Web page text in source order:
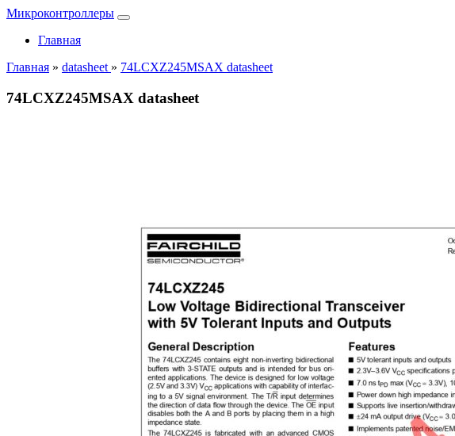
Микроконтроллеры
Главная
Главная » datasheet » 74LCXZ245MSAX datasheet
74LCXZ245MSAX datasheet